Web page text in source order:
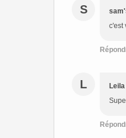
S
c'est
L Leila